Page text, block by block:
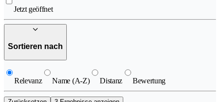
Jetzt geöffnet
Sortieren nach
Relevanz Name (A-Z) Distanz Bewertung